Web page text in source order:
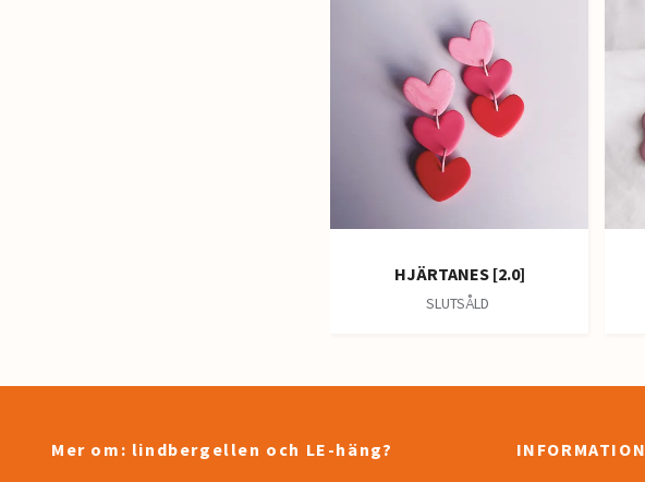
HJÄRTANES [2.0]
SLUTSÅLD
Mer om: lindbergellen och LE-häng? INFORMATION